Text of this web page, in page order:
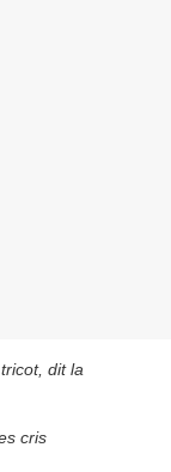
dit la
cris